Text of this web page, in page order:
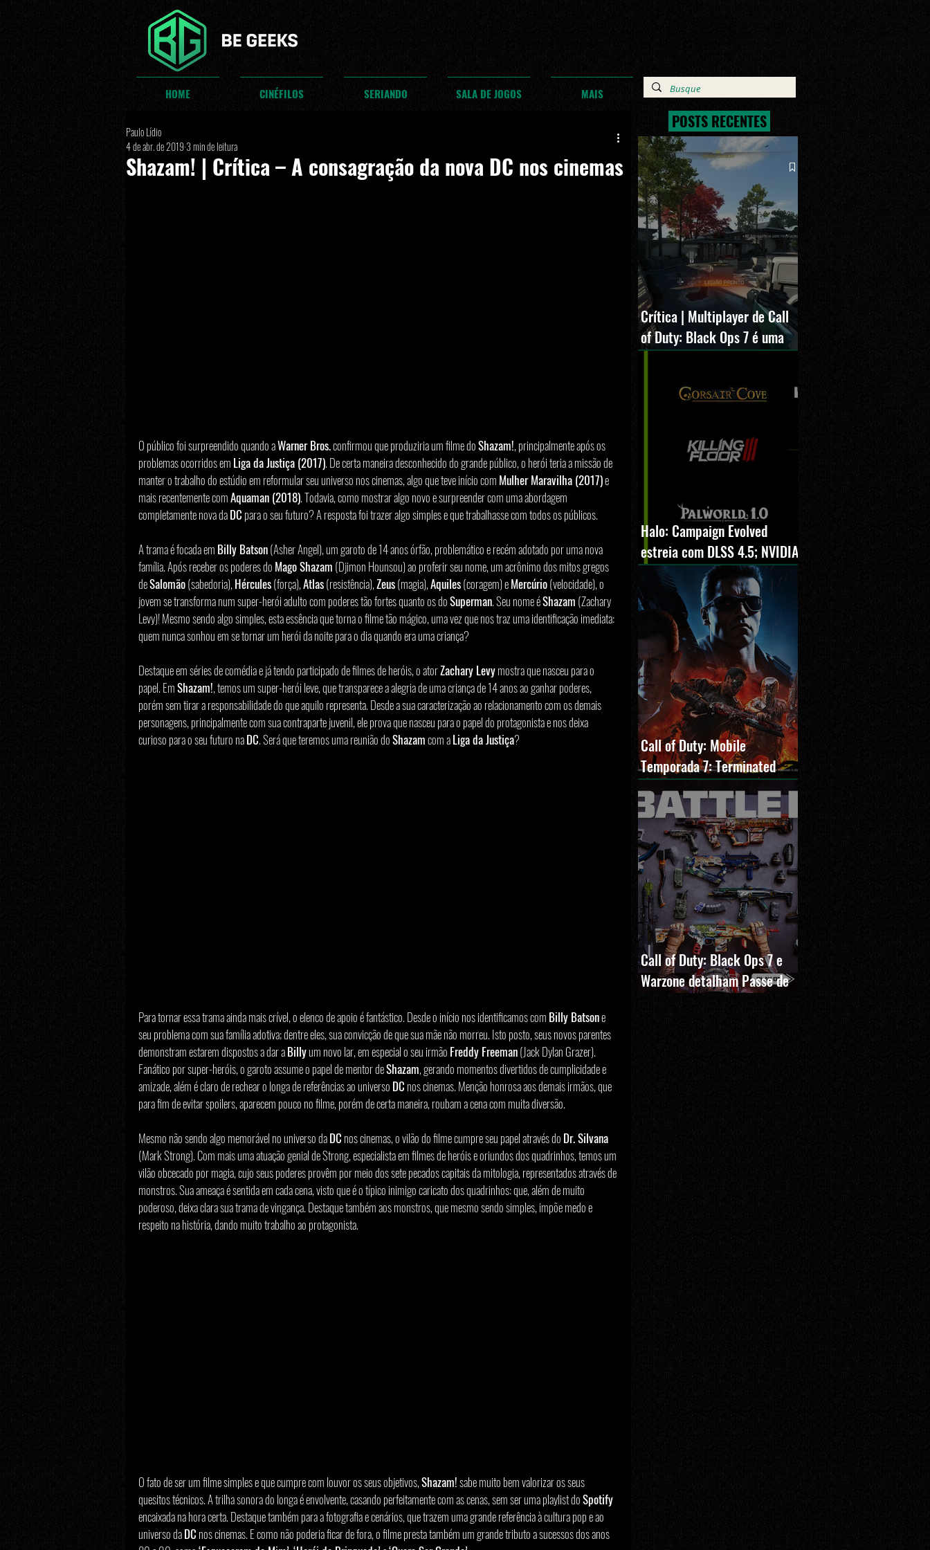
HOME CINÉFILOS SERIANDO SALA DE JOGOS MAIS
Shazam! | Crítica – A consagração da nova DC nos cinemas
Paulo Lídio
4 de abr. de 2019 3 min de leitura
O público foi surpreendido quando a Warner Bros. confirmou que produziria um filme do Shazam!, principalmente após os
problemas ocorridos em Liga da Justiça (2017). De certa maneira desconhecido do grande público, o herói teria a missão de
manter o trabalho do estúdio em reformular seu universo nos cinemas, algo que teve início com Mulher Maravilha (2017) e
mais recentemente com Aquaman (2018). Todavia, como mostrar algo novo e surpreender com uma abordagem
completamente nova da DC para o seu futuro? A resposta foi trazer algo simples e que trabalhasse com todos os públicos.
A trama é focada em Billy Batson (Asher Angel), um garoto de 14 anos órfão, problemático e recém adotado por uma nova
família. Após receber os poderes do Mago Shazam (Djimon Hounsou) ao proferir seu nome, um acrônimo dos mitos gregos
de Salomão (sabedoria), Hércules (força), Atlas (resistência), Zeus (magia), Aquiles (coragem) e Mercúrio (velocidade), o
jovem se transforma num super-herói adulto com poderes tão fortes quanto os do Superman. Seu nome é Shazam (Zachary
Levy)! Mesmo sendo algo simples, esta essência que torna o filme tão mágico, uma vez que nos traz uma identificação imediata:
quem nunca sonhou em se tornar um herói da noite para o dia quando era uma criança?
Destaque em séries de comédia e já tendo participado de filmes de heróis, o ator Zachary Levy mostra que nasceu para o
papel. Em Shazam!, temos um super-herói leve, que transparece a alegria de uma criança de 14 anos ao ganhar poderes,
porém sem tirar a responsabilidade do que aquilo representa. Desde a sua caracterização ao relacionamento com os demais
personagens, principalmente com sua contraparte juvenil, ele prova que nasceu para o papel do protagonista e nos deixa
curioso para o seu futuro na DC. Será que teremos uma reunião do Shazam com a Liga da Justiça?
Para tornar essa trama ainda mais crível, o elenco de apoio é fantástico. Desde o início nos identificamos com Billy Batson e
seu problema com sua família adotiva; dentre eles, sua convicção de que sua mãe não morreu. Isto posto, seus novos parentes
demonstram estarem dispostos a dar a Billy um novo lar, em especial o seu irmão Freddy Freeman (Jack Dylan Grazer).
Fanático por super-heróis, o garoto assume o papel de mentor de Shazam, gerando momentos divertidos de cumplicidade e
amizade, além é claro de rechear o longa de referências ao universo DC nos cinemas. Menção honrosa aos demais irmãos, que
para fim de evitar spoilers, aparecem pouco no filme, porém de certa maneira, roubam a cena com muita diversão.
Mesmo não sendo algo memorável no universo da DC nos cinemas, o vilão do filme cumpre seu papel através do Dr. Silvana
(Mark Strong). Com mais uma atuação genial de Strong, especialista em filmes de heróis e oriundos dos quadrinhos, temos um
vilão obcecado por magia, cujo seus poderes provêm por meio dos sete pecados capitais da mitologia, representados através de
monstros. Sua ameaça é sentida em cada cena, visto que é o típico inimigo caricato dos quadrinhos: que, além de muito
poderoso, deixa clara sua trama de vingança. Destaque também aos monstros, que mesmo sendo simples, impõe medo e
respeito na história, dando muito trabalho ao protagonista.
O fato de ser um filme simples e que cumpre com louvor os seus objetivos, Shazam! sabe muito bem valorizar os seus
quesitos técnicos. A trilha sonora do longa é envolvente, casando perfeitamente com as cenas, sem ser uma playlist do Spotify
encaixada na hora certa. Destaque também para a fotografia e cenários, que trazem uma grande referência à cultura pop e ao
universo da DC nos cinemas. E como não poderia ficar de fora, o filme presta também um grande tributo a sucessos dos anos
POSTS RECENTES
Crítica | Multiplayer de Call
of Duty: Black Ops 7 é uma
experiência positiva,
Halo: Campaign Evolved
estreia com DLSS 4.5; NVIDIA
lança novo GeForce Game
Ready Driver para grandes
lançamentos
Call of Duty: Mobile
Temporada 7: Terminated
estreia com O Exterminador
do Futuro 2, novos modos e
Cronen Squall
Call of Duty: Black Ops 7 e
Warzone detalham Passe de
Batalha, BlackCell e novas
recompensas da Temporada 5